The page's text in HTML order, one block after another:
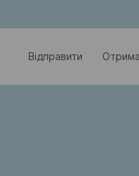
Відправити